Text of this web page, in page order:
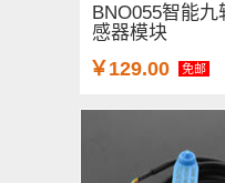
BNO055智能
感器模块
￥129.00 免邮